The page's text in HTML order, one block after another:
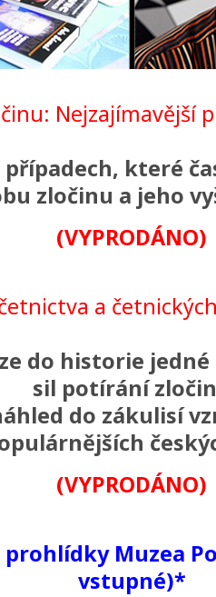
Nejzajímavější
případech, které
zločinu a jeho
(VYPRODÁNO)
a
do historie
sil potírání
do zákulisí
(VYPRODÁNO)
Muzea
vstupné)*